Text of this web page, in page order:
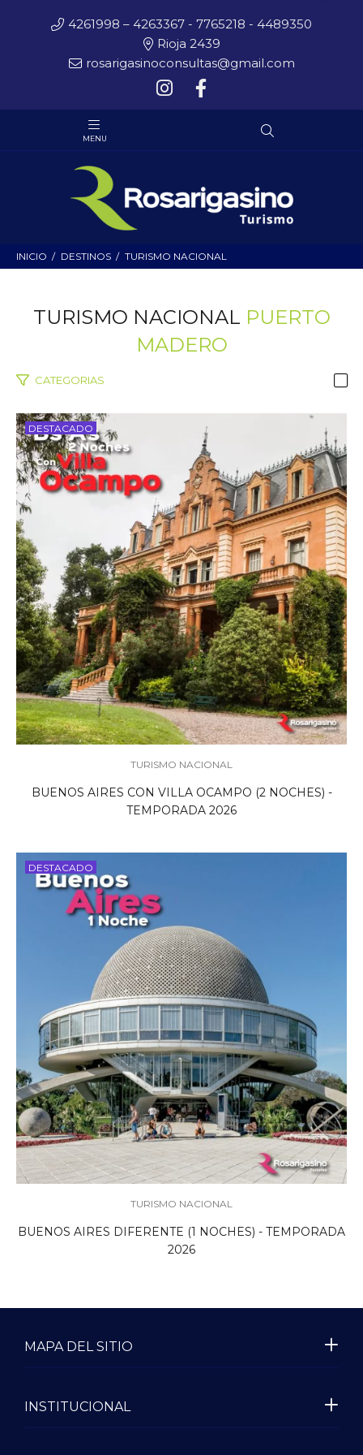
4261998 – 4263367 - 7765218 - 4489350
Rioja 2439
rosarigasinoconsultas@gmail.com
INICIO DESTINOS TURISMO NACIONAL
TURISMO NACIONAL PUERTO
MADERO
CATEGORIAS
DESTACADO
TURISMO NACIONAL
BUENOS AIRES CON VILLA OCAMPO (2 NOCHES) -
TEMPORADA 2026
DESTACADO
TURISMO NACIONAL
BUENOS AIRES DIFERENTE (1 NOCHES) - TEMPORADA
2026
MAPA DEL SITIO
INSTITUCIONAL